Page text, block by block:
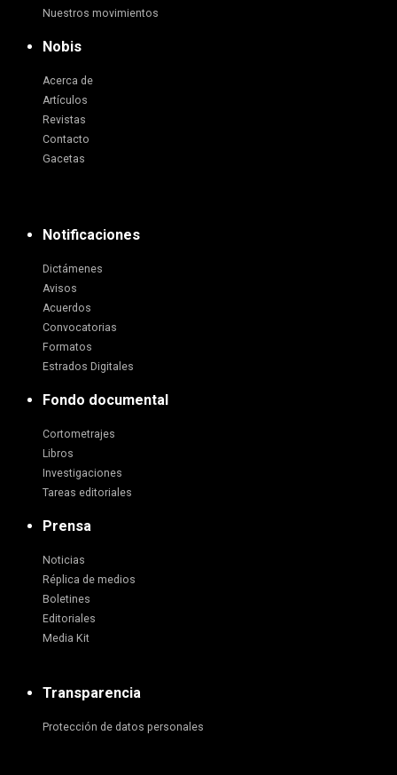
Nuestros movimientos
Nobis
Acerca de
Artículos
Revistas
Contacto
Gacetas
Notificaciones
Dictámenes
Avisos
Acuerdos
Convocatorias
Formatos
Estrados Digitales
Fondo documental
Cortometrajes
Libros
Investigaciones
Tareas editoriales
Prensa
Noticias
Réplica de medios
Boletines
Editoriales
Media Kit
Transparencia
Protección de datos personales